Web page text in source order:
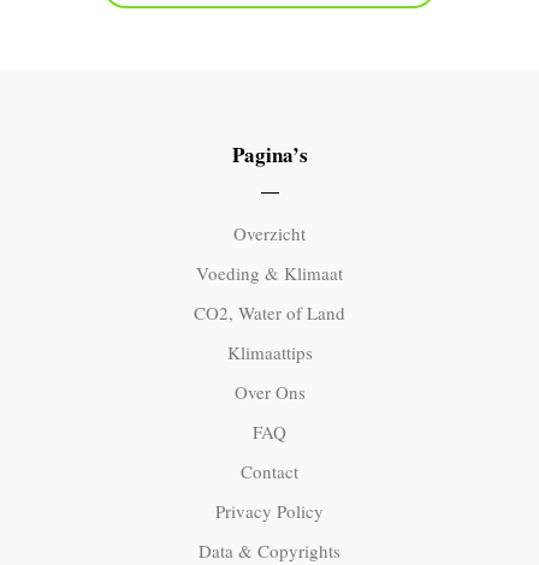
Pagina’s
Overzicht
Voeding & Klimaat
CO2, Water of Land
Klimaattips
Over Ons
FAQ
Contact
Privacy Policy
Data & Copyrights